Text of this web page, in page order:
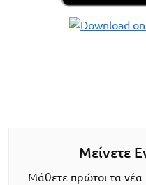
Μείνετε
Μάθετε πρώτοι τα